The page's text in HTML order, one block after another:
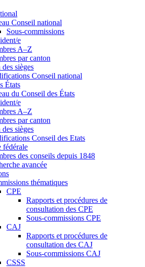
Conseil national
Sous-commissions
e
A–Z
par canton
des sièges
Conseil national
États
du Conseil des États
e
A–Z
par canton
des sièges
Conseil des Etats
fédérale
des conseils depuis 1848
avancée
thématiques
CPE
Rapports et procédures de
consultation des CPE
Sous-commissions CPE
CAJ
Rapports et procédures de
consultation des CAJ
Sous-commissions CAJ
CSSS